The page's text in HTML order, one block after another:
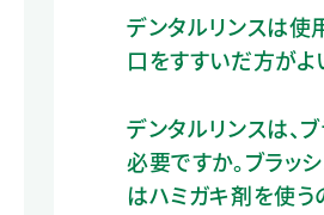
デンタルリンスは使
口をすすいだ方がよ
デンタルリンスは、
必要ですか。ブラッ
はハミガキ剤を使う